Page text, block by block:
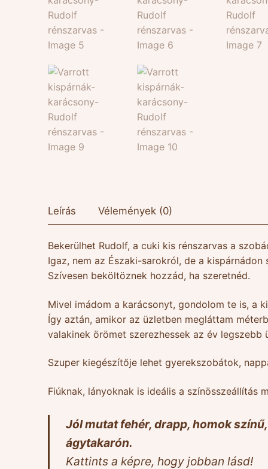
Leírás Vélemények (0)
Bekerülhet Rudolf, a cuki kis rénszarvas a
Igaz, nem az Északi-sarokról, de a kispárnádon
Szívesen beköltöznek hozzád, ha szeretnéd.
Mivel imádom a karácsonyt, gondolom te is, a
Így aztán, amikor az üzletben megláttam
valakinek örömet szerezhessek az év legszebb
Szuper kiegészítője lehet gyerekszobátok,
Fiúknak, lányoknak is ideális a színösszeállítás
Jól mutat fehér, drapp, homok
ágytakarón.
Kattints a képre, hogy jobban lásd!